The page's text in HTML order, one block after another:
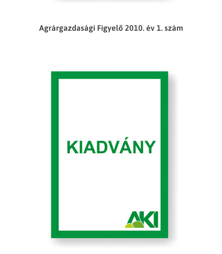
Agrárgazdasági Figyelő 2010. év 1. szám